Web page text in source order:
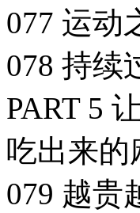
077 运动
078 持续
PART 5
吃出来的
079 越贵